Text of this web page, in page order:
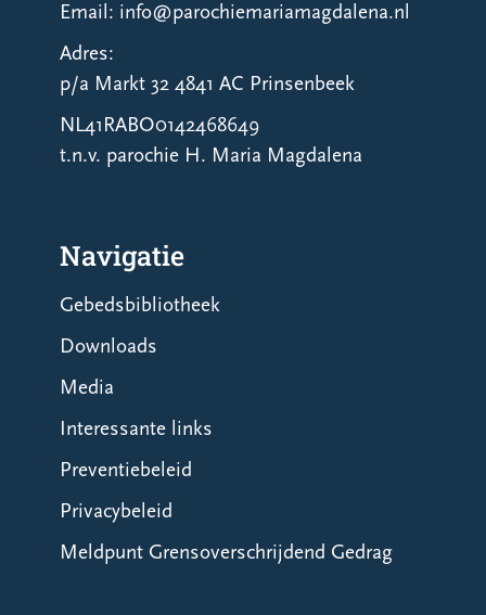
Email: info@parochiemariamagdalena.nl
Adres:
p/a Markt 32 4841 AC Prinsenbeek
NL41RABO0142468649
t.n.v. parochie H. Maria Magdalena
Navigatie
Gebedsbibliotheek
Downloads
Media
Interessante links
Preventiebeleid
Privacybeleid
Meldpunt Grensoverschrijdend Gedrag